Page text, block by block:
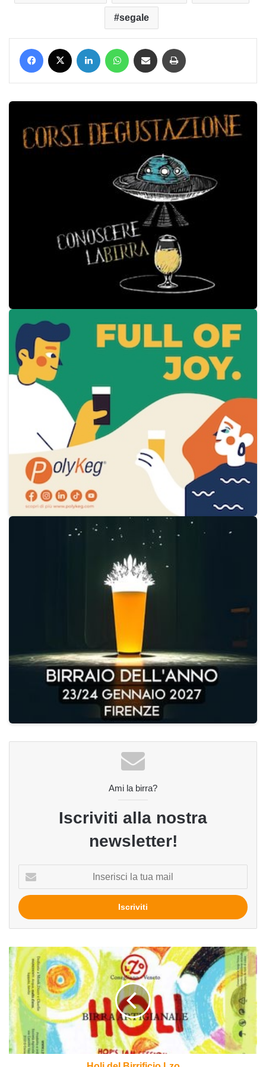
segale
Facebook LinkedIn WhatsApp Condividi via mail
Ami la birra?
Iscriviti alla nostra
newsletter!
tua
mail
Holi
del
Birrificio